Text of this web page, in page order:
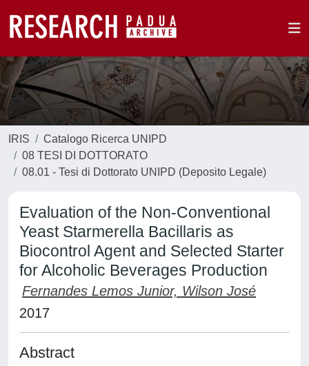
IRIS
Catalogo Ricerca UNIPD
08 TESI DI DOTTORATO
08.01 - Tesi di Dottorato UNIPD (Deposito Legale)
Evaluation of the Non-Conventional
Yeast Starmerella Bacillaris as
Biocontrol Agent and Selected Starter
for Alcoholic Beverages Production
Fernandes Lemos Junior, Wilson José
2017
Abstract